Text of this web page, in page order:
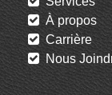
À propos
Carrière
Nous